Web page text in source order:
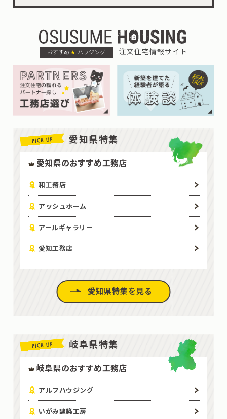
おすすめ ハウジング 注文住宅情報サイト
愛知県特集
愛知県のおすすめ工務店
和工務店
アッシュホーム
アールギャラリー
愛知工務店
愛知県特集を見る
岐阜県特集
岐阜県のおすすめ工務店
アルフハウジング
いがみ建築工房